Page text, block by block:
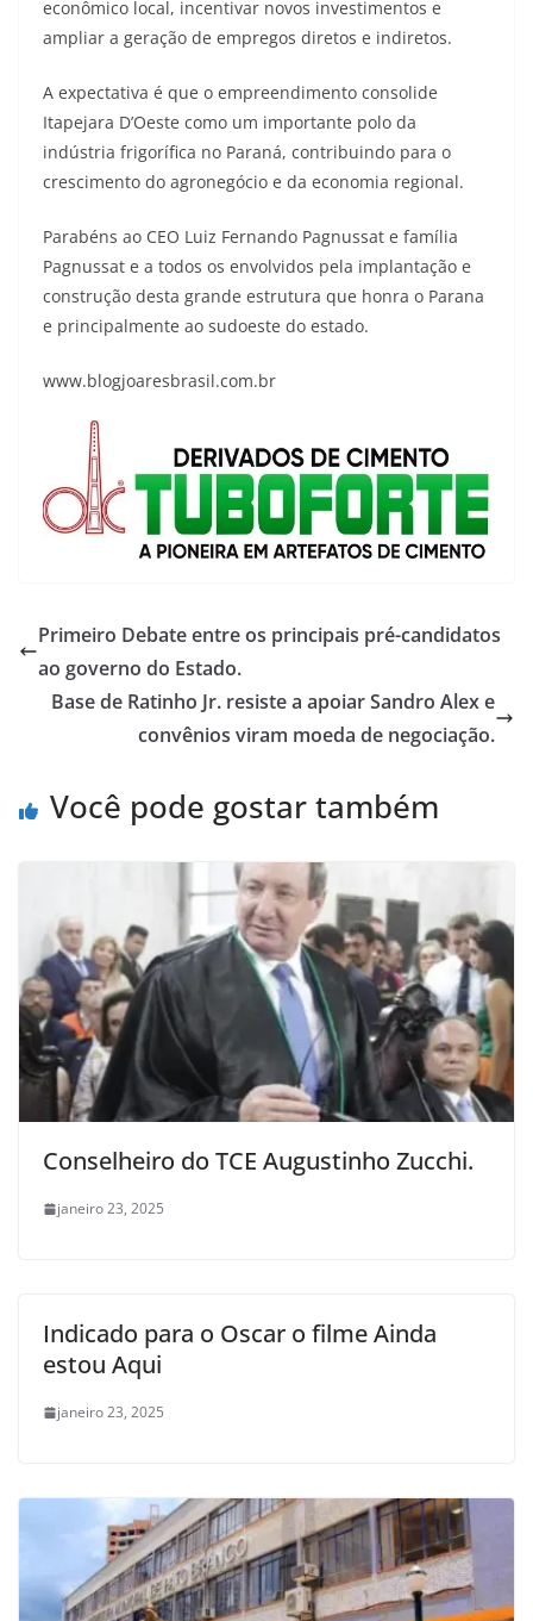
econômico local, incentivar novos investimentos e
ampliar a geração de empregos diretos e indiretos.
A expectativa é que o empreendimento consolide
Itapejara D’Oeste como um importante polo da
indústria frigorífica no Paraná, contribuindo para o
crescimento do agronegócio e da economia regional.
Parabéns ao CEO Luiz Fernando Pagnussat e família
Pagnussat e a todos os envolvidos pela implantação e
construção desta grande estrutura que honra o Parana
e principalmente ao sudoeste do estado.
www.blogjoaresbrasil.com.br
Primeiro Debate entre os principais pré-candidatos
ao governo do Estado.
Base de Ratinho Jr. resiste a apoiar Sandro Alex e
convênios viram moeda de negociação.
Você pode gostar também
Conselheiro do TCE Augustinho Zucchi.
janeiro 23, 2025
Indicado para o Oscar o filme Ainda
estou Aqui
janeiro 23, 2025